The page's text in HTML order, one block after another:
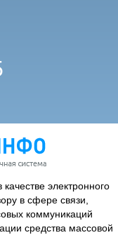
электронного
в сфере связи,
коммуникаций
средства массовой